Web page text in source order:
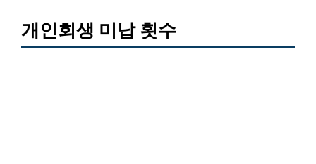
개인회생 미납 횟수